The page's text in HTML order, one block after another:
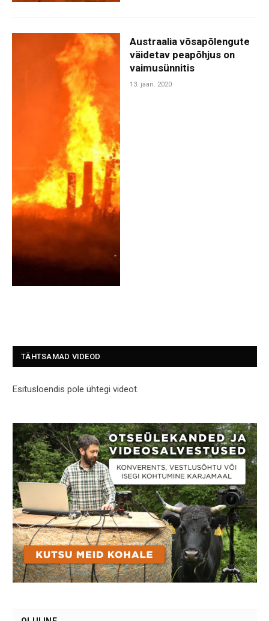
Austraalia võsapõlengute
väidetav peapõhjus on
vaimusünnitis
13. jaan. 2020
TÄHTSAMAD VIDEOD
Esitusloendis pole ühtegi videot.